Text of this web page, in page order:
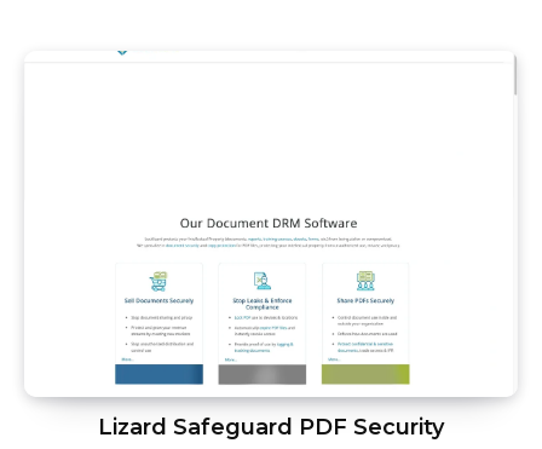
Lizard Safeguard PDF Security